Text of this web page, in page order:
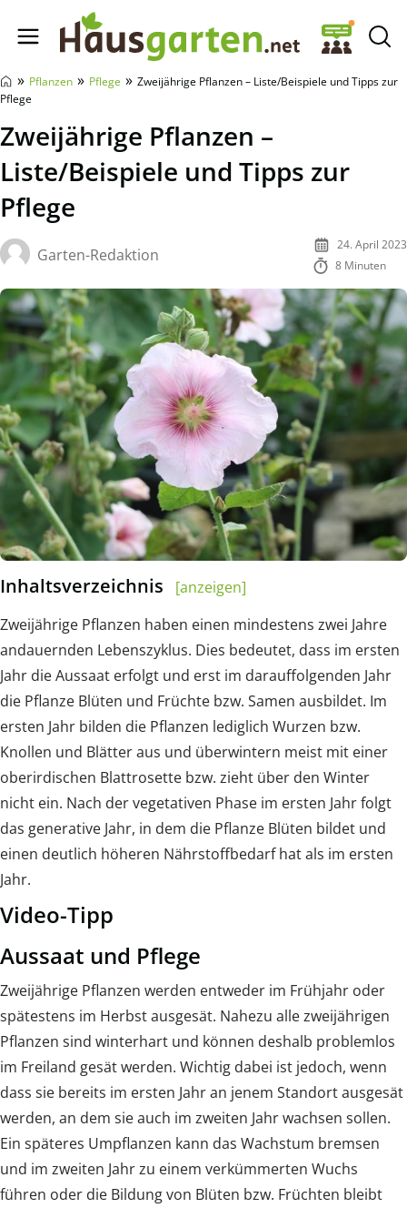
Hausgarten.net
» Pflanzen » Pflege » Zweijährige Pflanzen – Liste/Beispiele und Tipps zur
Pflege
Zweijährige Pflanzen –
Liste/Beispiele und Tipps zur
Pflege
Garten-Redaktion
24. April 2023
8 Minuten
Inhaltsverzeichnis
[anzeigen]
Zweijährige Pflanzen haben einen mindestens zwei Jahre
andauernden Lebenszyklus. Dies bedeutet, dass im ersten
Jahr die Aussaat erfolgt und erst im darauffolgenden Jahr
die Pflanze Blüten und Früchte bzw. Samen ausbildet. Im
ersten Jahr bilden die Pflanzen lediglich Wurzen bzw.
Knollen und Blätter aus und überwintern meist mit einer
oberirdischen Blattrosette bzw. zieht über den Winter
nicht ein. Nach der vegetativen Phase im ersten Jahr folgt
das generative Jahr, in dem die Pflanze Blüten bildet und
einen deutlich höheren Nährstoffbedarf hat als im ersten
Jahr.
Video-Tipp
Aussaat und Pflege
Zweijährige Pflanzen werden entweder im Frühjahr oder
spätestens im Herbst ausgesät. Nahezu alle zweijährigen
Pflanzen sind winterhart und können deshalb problemlos
im Freiland gesät werden. Wichtig dabei ist jedoch, wenn
dass sie bereits im ersten Jahr an jenem Standort ausgesät
werden, an dem sie auch im zweiten Jahr wachsen sollen.
Ein späteres Umpflanzen kann das Wachstum bremsen
und im zweiten Jahr zu einem verkümmerten Wuchs
führen oder die Bildung von Blüten bzw. Früchten bleibt